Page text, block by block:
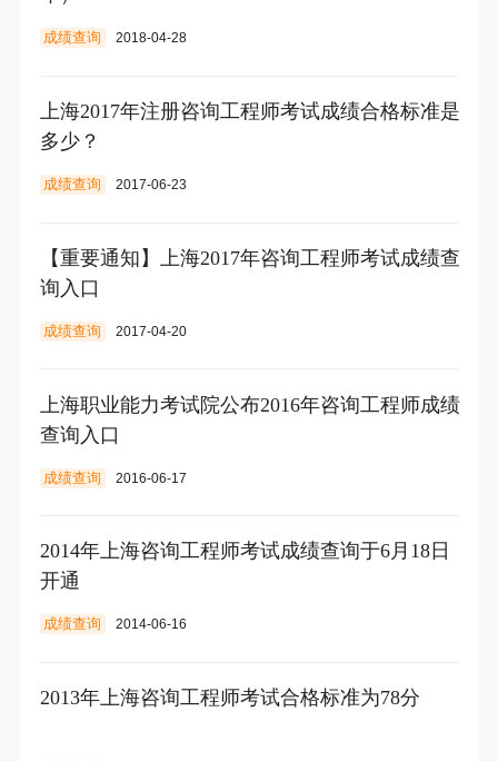
成绩查询 2018-04-28
上海2017年注册咨询工程师考试成绩合格标准是
多少？
成绩查询 2017-06-23
【重要通知】上海2017年咨询工程师考试成绩查
询入口
成绩查询 2017-04-20
上海职业能力考试院公布2016年咨询工程师成绩
查询入口
成绩查询 2016-06-17
2014年上海咨询工程师考试成绩查询于6月18日
开通
成绩查询 2014-06-16
2013年上海咨询工程师考试合格标准为78分